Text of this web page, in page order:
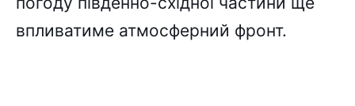
впливатиме атмосферний фронт.